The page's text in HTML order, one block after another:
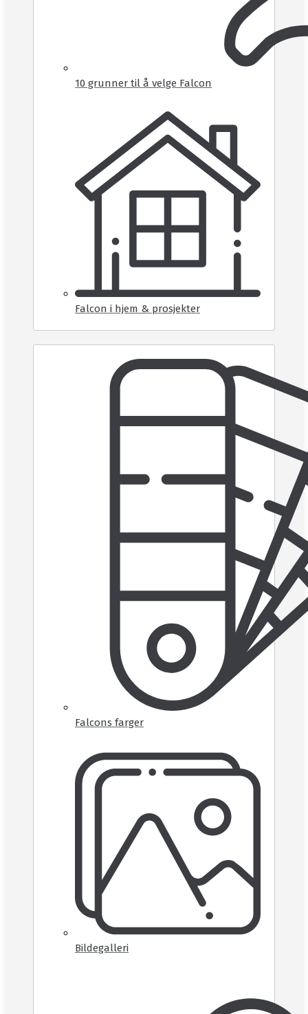
10 grunner til å velge Falcon
Falcon i hjem & prosjekter
Falcons farger
Bildegalleri